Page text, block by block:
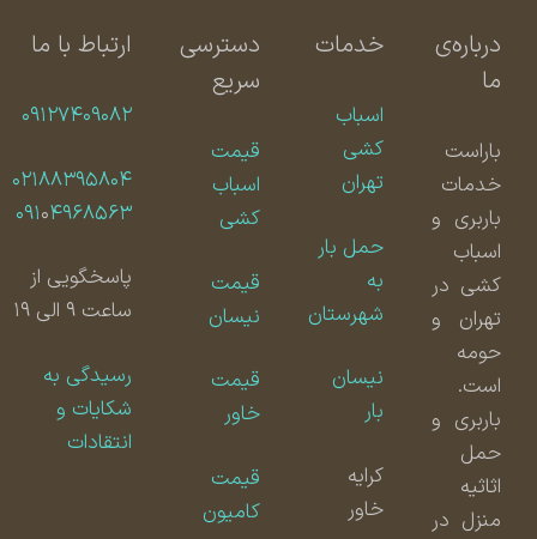
درباره‌ی
باراست
خدمات
باربری و
اسباب
کشی در
تهران و
حومه
است.
باربری و
حمل
اثاثیه
منزل در
خدمات
اسباب
کشی
تهران
حمل بار
شهرستان
نیسان
دسترسی
سریع
قیمت
اسباب
کشی
قیمت
نیسان
قیمت
قیمت
کامیون
ارتباط با ما
۰۹۱۲۷۴۰۹۰۸۲
۰۲۱۸۸۳۹۵۸۰۴
۰۹۱۰۴۹۶۸۵۶۳
پاسخگویی از
ساعت ۹ الی ۱۹
رسیدگی به
شکایات و
انتقادات